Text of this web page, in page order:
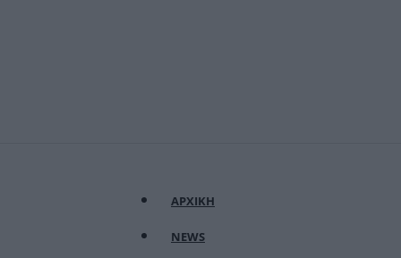
ΑΡΧΙΚΗ
NEWS